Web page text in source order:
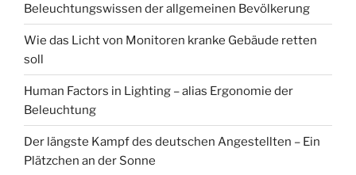
Beleuchtungswissen der allgemeinen Bevölkerung
Wie das Licht von Monitoren kranke Gebäude retten
soll
Human Factors in Lighting – alias Ergonomie der
Beleuchtung
Der längste Kampf des deutschen Angestellten – Ein
Plätzchen an der Sonne